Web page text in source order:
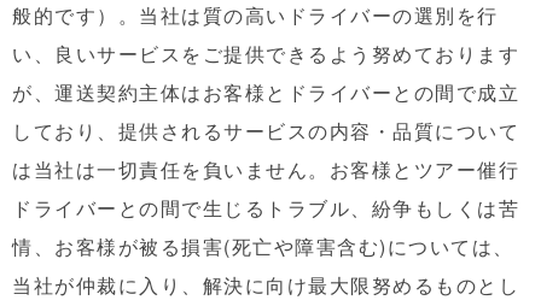
般的です）。当社は質の高いドライバーの選別を行
い、良いサービスをご提供できるよう努めております
が、運送契約主体はお客様とドライバーとの間で成立
しており、提供されるサービスの内容・品質について
は当社は一切責任を負いません。お客様とツアー催行
ドライバーとの間で生じるトラブル、紛争もしくは苦
情、お客様が被る損害(死亡や障害含む)については、
当社が仲裁に入り、解決に向け最大限努めるものとし